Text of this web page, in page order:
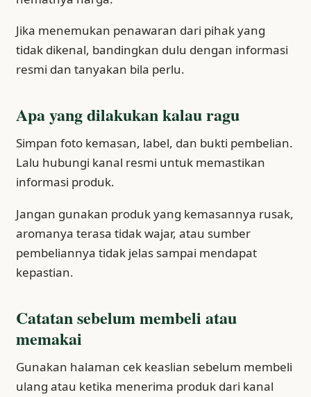
Jika menemukan penawaran dari pihak yang
tidak dikenal, bandingkan dulu dengan informasi
resmi dan tanyakan bila perlu.
Apa yang dilakukan kalau ragu
Simpan foto kemasan, label, dan bukti pembelian.
Lalu hubungi kanal resmi untuk memastikan
informasi produk.
Jangan gunakan produk yang kemasannya rusak,
aromanya terasa tidak wajar, atau sumber
pembeliannya tidak jelas sampai mendapat
kepastian.
Catatan sebelum membeli atau
memakai
Gunakan halaman cek keaslian sebelum membeli
ulang atau ketika menerima produk dari kanal